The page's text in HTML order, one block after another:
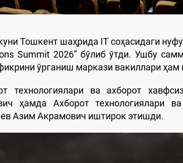
Тошкент шаҳрида IT соҳасидаги
Summit 2026” бўлиб ўтди. Ушбу
ўрганиш маркази вакиллари ҳам
технологиялари ва ахборот
ҳамда Ахборот технологиялари ва
Азим Акрамович иштирок этишди.